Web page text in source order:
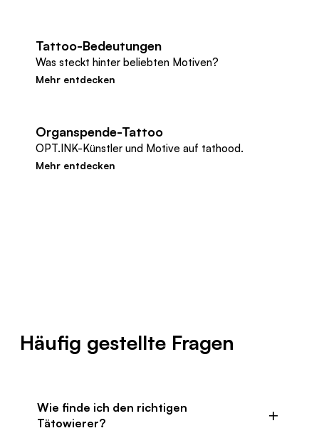
Tattoo-Bedeutungen
Was steckt hinter beliebten Motiven?
Mehr entdecken
Organspende-Tattoo
OPT.INK-Künstler und Motive auf tathood.
Mehr entdecken
Häufig gestellte Fragen
Wie finde ich den richtigen
Tätowierer?